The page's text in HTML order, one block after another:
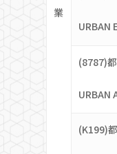
業
URBAN
(8787)
URBAN
(K199)